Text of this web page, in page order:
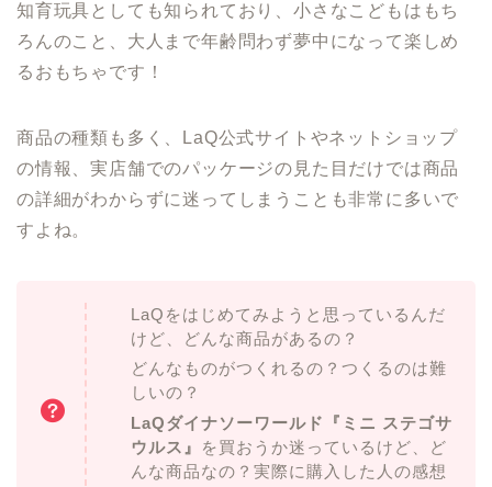
知育玩具としても知られており、小さなこどもはもち
ろんのこと、大人まで年齢問わず夢中になって楽しめ
るおもちゃです！
商品の種類も多く、LaQ公式サイトやネットショップ
の情報、実店舗でのパッケージの見た目だけでは商品
の詳細がわからずに迷ってしまうことも非常に多いで
すよね。
LaQをはじめてみようと思っているんだ
けど、どんな商品があるの？
どんなものがつくれるの？つくるのは難
しいの？
LaQダイナソーワールド『ミニ ステゴサ
ウルス』
を買おうか迷っているけど、ど
んな商品なの？実際に購入した人の感想